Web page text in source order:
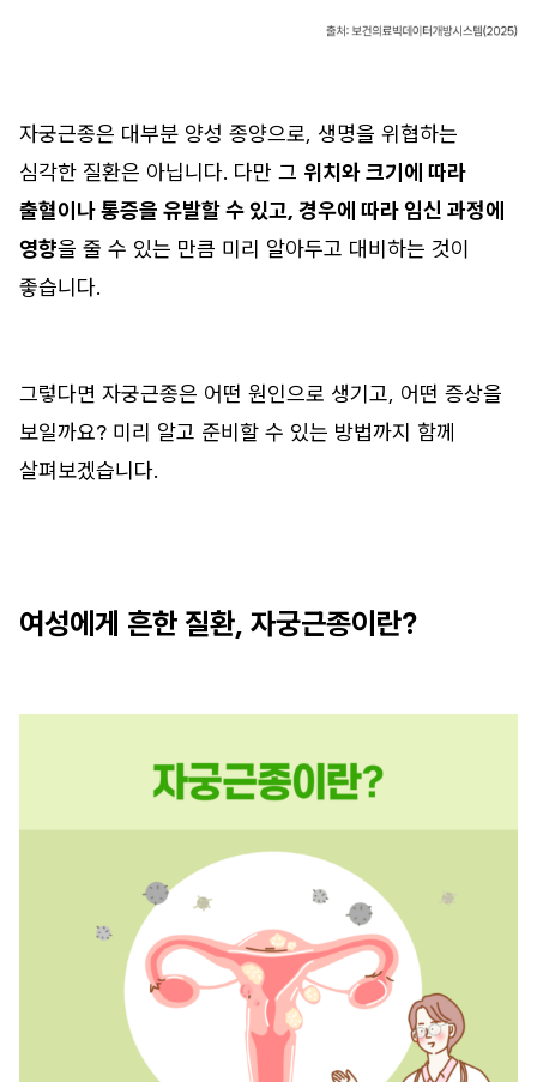
자궁근종은 대부분 양성 종양으로, 생명을 위협하는
심각한 질환은 아닙니다. 다만 그 위치와 크기에 따라
출혈이나 통증을 유발할 수 있고, 경우에 따라 임신 과정에
영향을 줄 수 있는 만큼 미리 알아두고 대비하는 것이
좋습니다.
그렇다면 자궁근종은 어떤 원인으로 생기고, 어떤 증상을
보일까요? 미리 알고 준비할 수 있는 방법까지 함께
살펴보겠습니다.
여성에게 흔한 질환, 자궁근종이란?